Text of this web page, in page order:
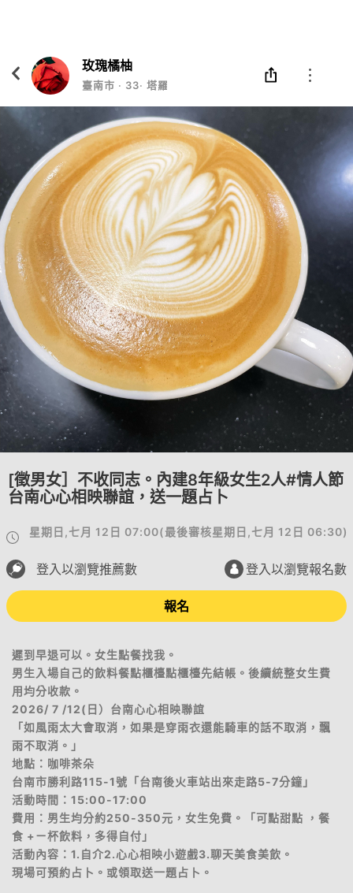
玫瑰橘柚
臺南市 ‧ 33‧ 塔羅/法文翻譯/平面設計
[徵男女］不收同志。內建8年級女生2人#情人節
台南心心相映聯誼，送一題占卜
星期日,七月 12日 07:00(最後審核星期日,七月 12日 06:30)
登入以瀏覽推薦數 登入以瀏覽報名數
報名
遲到早退可以。女生點餐找我。
男生入場自己的飲料餐點櫃檯點櫃檯先結帳。後續統整女生費
用均分收款。
2026/ 7 /12(日）台南心心相映聯誼
「如風雨太大會取消，如果是穿雨衣還能騎車的話不取消，飄
雨不取消。」
地點：咖啡茶朵
台南市勝利路115-1號「台南後火車站出來走路5-7分鐘」
活動時間：15:00-17:00
費用：男生均分約250-350元，女生免費。「可點甜點 ，餐
食 +ㄧ杯飲料，多得自付」
活動內容：1.自介2.心心相映小遊戲3.聊天美食美飲。
現場可預約占卜。或領取送一題占卜。